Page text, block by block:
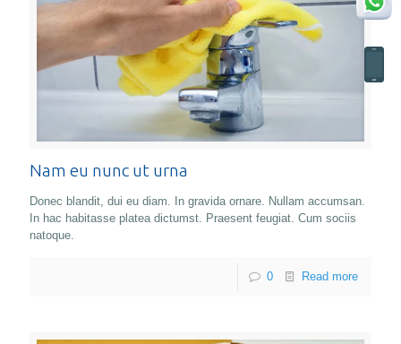
Nam eu nunc ut urna
Donec blandit, dui eu diam. In gravida ornare. Nullam accumsan.
In hac habitasse platea dictumst. Praesent feugiat. Cum sociis
natoque.
0 Read more